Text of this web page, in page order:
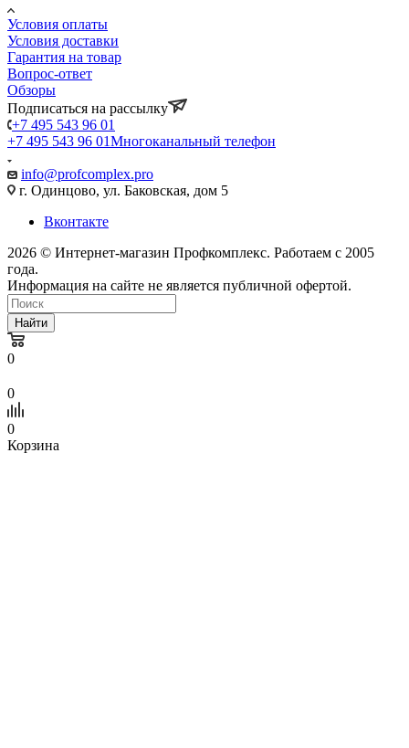
Условия оплаты
Условия доставки
Гарантия на товар
Вопрос-ответ
Обзоры
Подписаться на рассылку
+7 495 543 96 01
+7 495 543 96 01Многоканальный телефон
info@profcomplex.pro
г. Одинцово, ул. Баковская, дом 5
Вконтакте
2026 © Интернет-магазин Профкомплекс. Работаем с 2005
года.
Информация на сайте не является публичной офертой.
Найти
0
0
0
Корзина